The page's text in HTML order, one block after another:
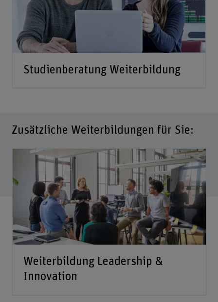
Studienberatung Weiterbildung
Zusätzliche Weiterbildungen für Sie:
Weiterbildung Leadership &
Innovation